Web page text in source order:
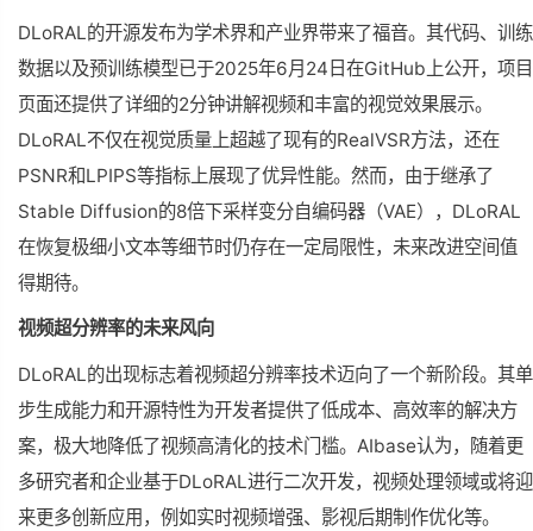
DLoRAL的开源发布为学术界和产业界带来了福音。其代码、训练
数据以及预训练模型已于2025年6月24日在GitHub上公开，项目
页面还提供了详细的2分钟讲解视频和丰富的视觉效果展示。
DLoRAL不仅在视觉质量上超越了现有的RealVSR方法，还在
PSNR和LPIPS等指标上展现了优异性能。然而，由于继承了
Stable Diffusion的8倍下采样变分自编码器（VAE），DLoRAL
在恢复极细小文本等细节时仍存在一定局限性，未来改进空间值
得期待。
视频超分辨率的未来风向
DLoRAL的出现标志着视频超分辨率技术迈向了一个新阶段。其单
步生成能力和开源特性为开发者提供了低成本、高效率的解决方
案，极大地降低了视频高清化的技术门槛。AIbase认为，随着更
多研究者和企业基于DLoRAL进行二次开发，视频处理领域或将迎
来更多创新应用，例如实时视频增强、影视后期制作优化等。